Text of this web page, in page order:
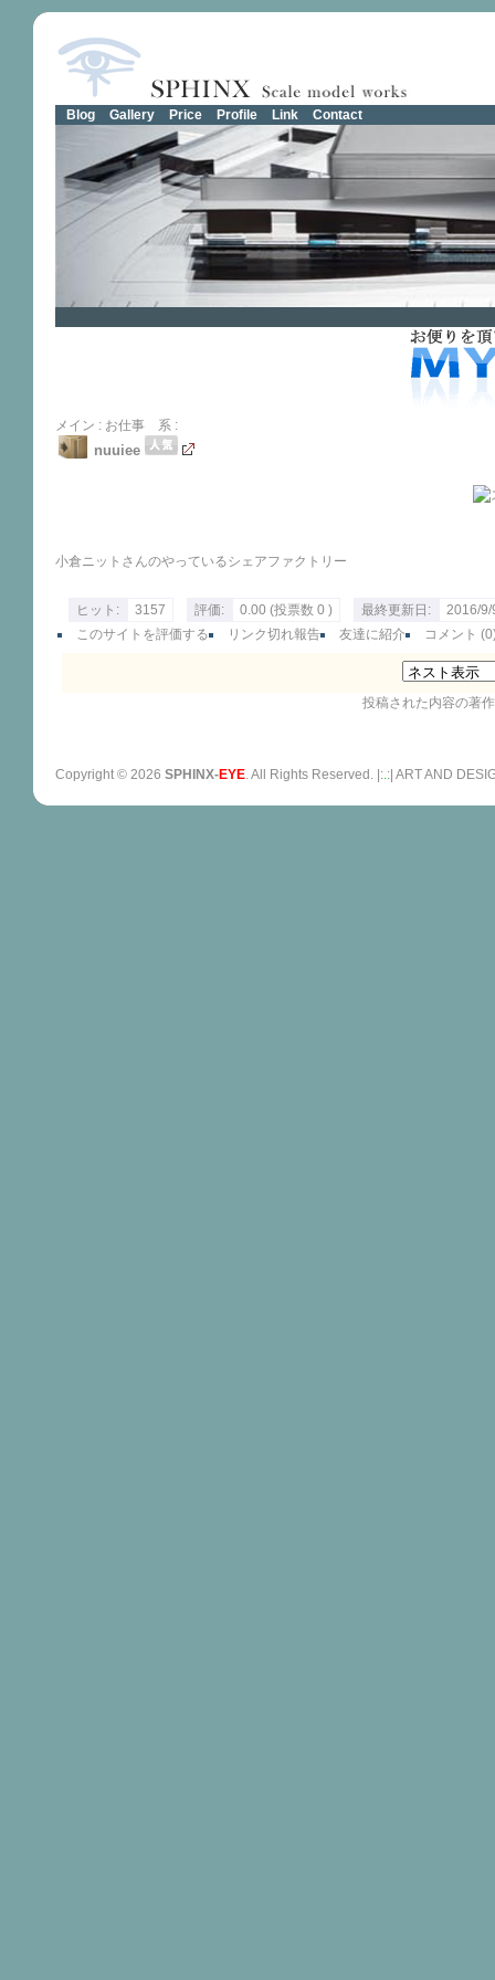
Blog Gallery Price Profile Link Contact
メイン : お仕事 系 :
nuuiee
小倉ニットさんのやっているシェアファクトリー
ヒット: 3157 評価: 0.00 (投票数 0 ) 最終更新日:
2016/9/
このサイトを評価する
リンク切れ報告 友達に紹介 コメント
投稿された内容の著
Copyright © 2026 SPHINX-EYE. All Rights Reserved. |:.:| ART AND